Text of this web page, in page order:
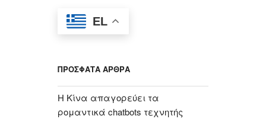
ε EL
ΠΡΌΣΦΑΤΑ ΆΡΘΡΑ
Η Κίνα απαγορεύει τα
ρομαντικά chatbots τεχνητής